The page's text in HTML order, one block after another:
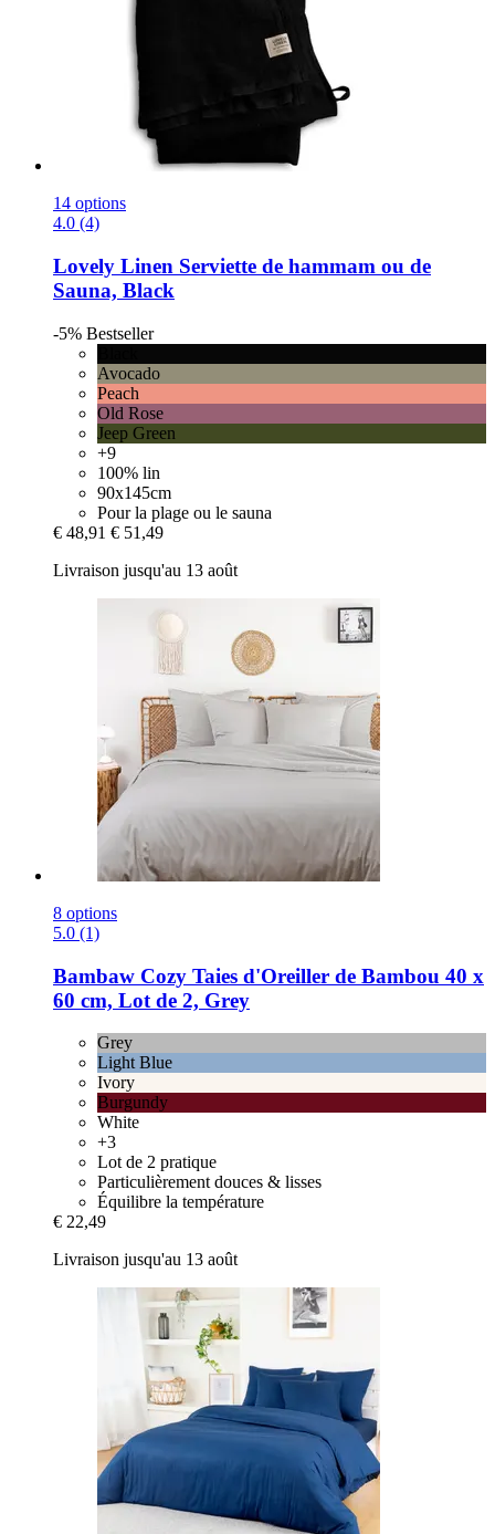
14 options
4.0 (4)
Lovely Linen Serviette de hammam ou de
Sauna, Black
-5% Bestseller
Avocado
Peach
Old Rose
Jeep Green
+9
100% lin
90x145cm
Pour la plage ou le sauna
€ 48,91 € 51,49
Livraison jusqu'au 13 août
8 options
5.0 (1)
Bambaw Cozy Taies d'Oreiller de Bambou 40 x
60 cm, Lot de 2, Grey
Grey
Light Blue
Ivory
Burgundy
White
+3
Lot de 2 pratique
Particulièrement douces & lisses
Équilibre la température
€ 22,49
Livraison jusqu'au 13 août